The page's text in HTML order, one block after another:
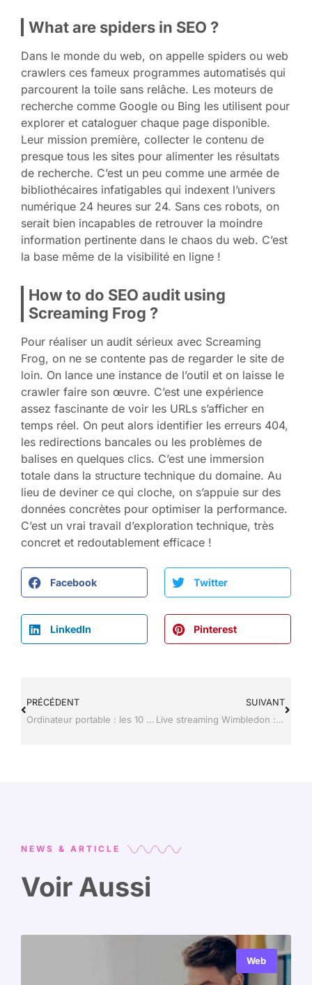
What are spiders in SEO ?
Dans le monde du web, on appelle spiders ou web
crawlers ces fameux programmes automatisés qui
parcourent la toile sans relâche. Les moteurs de
recherche comme Google ou Bing les utilisent pour
explorer et cataloguer chaque page disponible.
Leur mission première, collecter le contenu de
presque tous les sites pour alimenter les résultats
de recherche. C’est un peu comme une armée de
bibliothécaires infatigables qui indexent l’univers
numérique 24 heures sur 24. Sans ces robots, on
serait bien incapables de retrouver la moindre
information pertinente dans le chaos du web. C’est
la base même de la visibilité en ligne !
How to do SEO audit using
Screaming Frog ?
Pour réaliser un audit sérieux avec Screaming
Frog, on ne se contente pas de regarder le site de
loin. On lance une instance de l’outil et on laisse le
crawler faire son œuvre. C’est une expérience
assez fascinante de voir les URLs s’afficher en
temps réel. On peut alors identifier les erreurs 404,
les redirections bancales ou les problèmes de
balises en quelques clics. C’est une immersion
totale dans la structure technique du domaine. Au
lieu de deviner ce qui cloche, on s’appuie sur des
données concrètes pour optimiser la performance.
C’est un vrai travail d’exploration technique, très
concret et redoutablement efficace !
Facebook Twitter
LinkedIn Pinterest
PRÉCÉDENT
Ordinateur portable : les 10 solutions si l’écran ne s’allume plus
SUIVANT
Live streaming Wimbledon : Les solutions pour regarder les matchs en direct
NEWS & ARTICLE
Voir Aussi
Web